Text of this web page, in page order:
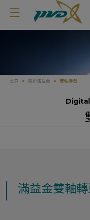
首頁 關於滿益金 雙軸轉型
滿益金雙軸
Cookie管理面板